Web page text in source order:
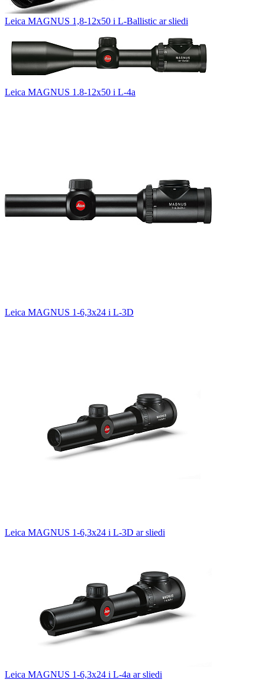
Leica MAGNUS 1,8-12x50 i L-Ballistic ar sliedi
Leica MAGNUS 1.8-12x50 i L-4a
Leica MAGNUS 1-6,3x24 i L-3D
Leica MAGNUS 1-6,3x24 i L-3D ar sliedi
Leica MAGNUS 1-6,3x24 i L-4a ar sliedi